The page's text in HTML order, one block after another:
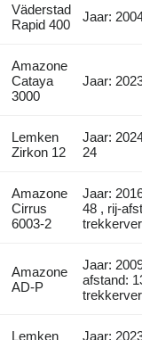
Väderstad
Rapid 400
Jaar:
Amazone
Cataya
3000
Jaar:
Lemken
Zirkon 12
Jaar:
24
Amazone
Cirrus
6003-2
Jaar:
48 , rij-
Amazone
AD-P
Jaar:
afstand:
Lemken
Jaar: